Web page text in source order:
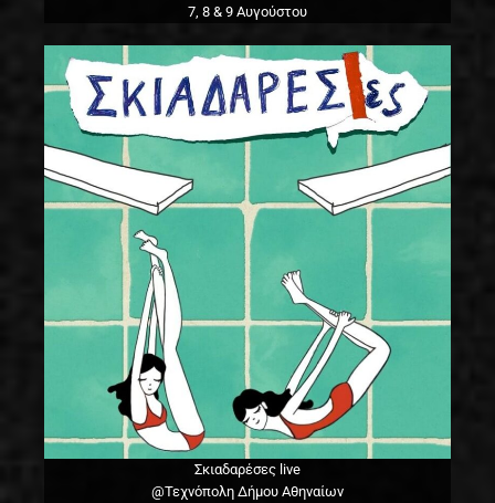
7, 8 & 9 Αυγούστου
Σκιαδαρέσες live
@Τεχνόπολη Δήμου Αθηναίων